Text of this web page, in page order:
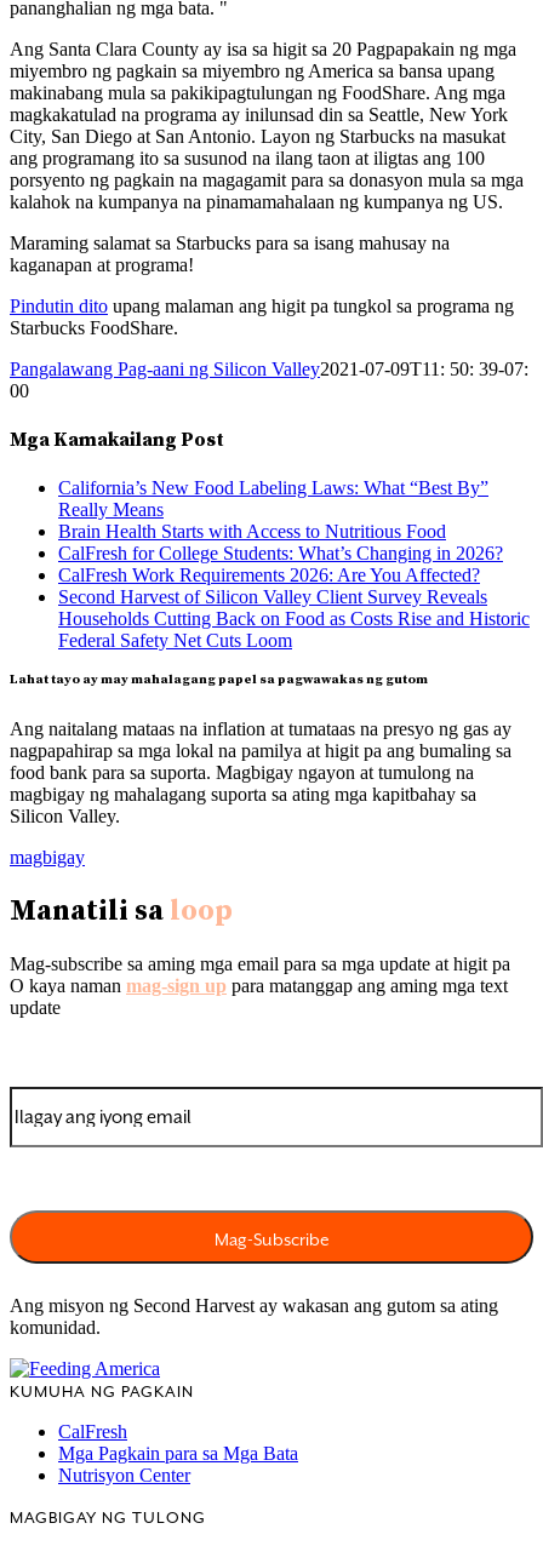
pananghalian ng mga bata. "
Ang Santa Clara County ay isa sa higit sa 20 Pagpapakain ng mga
miyembro ng pagkain sa miyembro ng America sa bansa upang
makinabang mula sa pakikipagtulungan ng FoodShare. Ang mga
magkakatulad na programa ay inilunsad din sa Seattle, New York
City, San Diego at San Antonio. Layon ng Starbucks na masukat
ang programang ito sa susunod na ilang taon at iligtas ang 100
porsyento ng pagkain na magagamit para sa donasyon mula sa mga
kalahok na kumpanya na pinamamahalaan ng kumpanya ng US.
Maraming salamat sa Starbucks para sa isang mahusay na
kaganapan at programa!
Pindutin dito upang malaman ang higit pa tungkol sa programa ng
Starbucks FoodShare.
Pangalawang Pag-aani ng Silicon Valley2021-07-09T11: 50: 39-07:
00
Mga Kamakailang Post
California’s New Food Labeling Laws: What “Best By”
Really Means
Brain Health Starts with Access to Nutritious Food
CalFresh for College Students: What’s Changing in 2026?
CalFresh Work Requirements 2026: Are You Affected?
Second Harvest of Silicon Valley Client Survey Reveals
Households Cutting Back on Food as Costs Rise and Historic
Federal Safety Net Cuts Loom
Lahat tayo ay may mahalagang papel sa pagwawakas ng gutom
Ang naitalang mataas na inflation at tumataas na presyo ng gas ay
nagpapahirap sa mga lokal na pamilya at higit pa ang bumaling sa
food bank para sa suporta. Magbigay ngayon at tumulong na
magbigay ng mahalagang suporta sa ating mga kapitbahay sa
Silicon Valley.
magbigay
Manatili sa loop
Mag-subscribe sa aming mga email para sa mga update at higit pa
O kaya naman mag-sign up para matanggap ang aming mga text
update
Ang misyon ng Second Harvest ay wakasan ang gutom sa ating
komunidad.
KUMUHA NG PAGKAIN
CalFresh
Mga Pagkain para sa Mga Bata
Nutrisyon Center
MAGBIGAY NG TULONG